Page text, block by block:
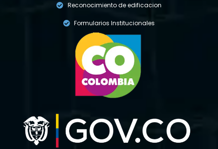
Reconocimiento de edificacion
Formularios Institucionales